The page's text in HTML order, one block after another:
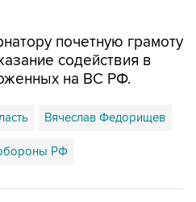
почетную грамоту
содействия в
на ВС РФ.
Вячеслав Федорищев
РФ